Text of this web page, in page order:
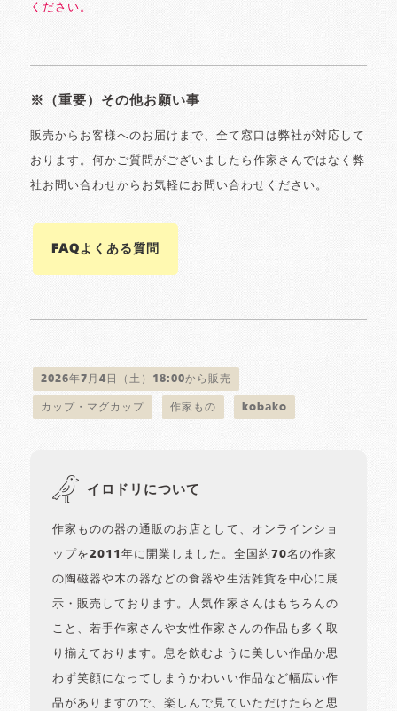
ください。
※（重要）その他お願い事
販売からお客様へのお届けまで、全て窓口は弊社が対応して
おります。何かご質問がございましたら作家さんではなく弊
社お問い合わせからお気軽にお問い合わせください。
FAQよくある質問
2026年7月4日（土）18:00から販売
カップ・マグカップ 作家もの kobako
イロドリについて
作家ものの器の通販のお店として、オンラインショ
ップを2011年に開業しました。全国約70名の作家
の陶磁器や木の器などの食器や生活雑貨を中心に展
示・販売しております。人気作家さんはもちろんの
こと、若手作家さんや女性作家さんの作品も多く取
り揃えております。息を飲むように美しい作品か思
わず笑顔になってしまうかわいい作品など幅広い作
品がありますので、楽しんで見ていただけたらと思